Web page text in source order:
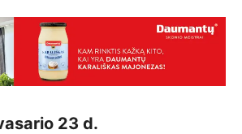
23 d.